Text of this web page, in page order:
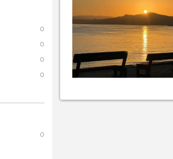
0
0
0
0
0